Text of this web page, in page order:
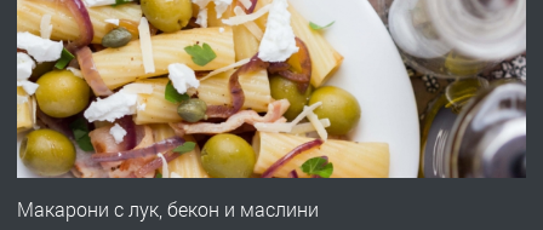
преди 3 дни
ПРЕДЛАГА
№4120 Магазин/Офис под наем в кв.
Любен Каравелов, Хасково-близо до
Макарони с лук, бекон и маслини